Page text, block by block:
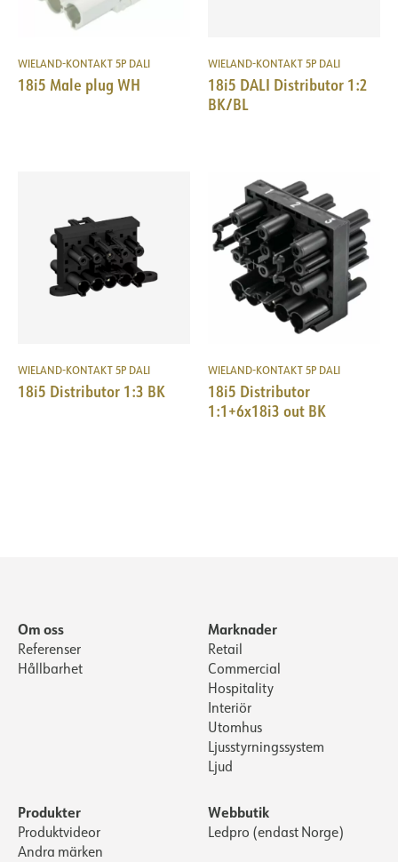
WIELAND-KONTAKT 5P DALI
18i5 Male plug WH
WIELAND-KONTAKT 5P DALI
18i5 DALI Distributor 1:2
BK/BL
WIELAND-KONTAKT 5P DALI
18i5 Distributor 1:3 BK
WIELAND-KONTAKT 5P DALI
18i5 Distributor
1:1+6x18i3 out BK
Om oss
Referenser
Hållbarhet
Marknader
Retail
Commercial
Hospitality
Interiör
Utomhus
Ljusstyrningssystem
Ljud
Produkter
Produktvideor
Andra märken
Webbutik
Ledpro (endast Norge)